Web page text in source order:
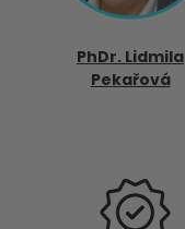
PhDr. Lidmila
Pekařová